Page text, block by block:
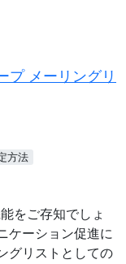
メーリングリ
方法
をご存知でしょ
ケーション促進に
グリストとしての